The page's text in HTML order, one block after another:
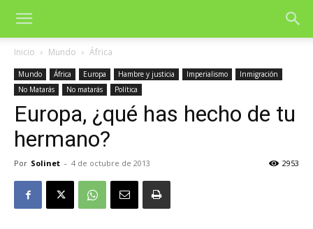
Inicio Mundo África
Mundo África Europa Hambre y justicia Imperialismo
Inmigración
No Matarás
No matarás Política
Europa, ¿qué has hecho de tu
hermano?
Por Solinet - 4 de octubre de 2013 2953